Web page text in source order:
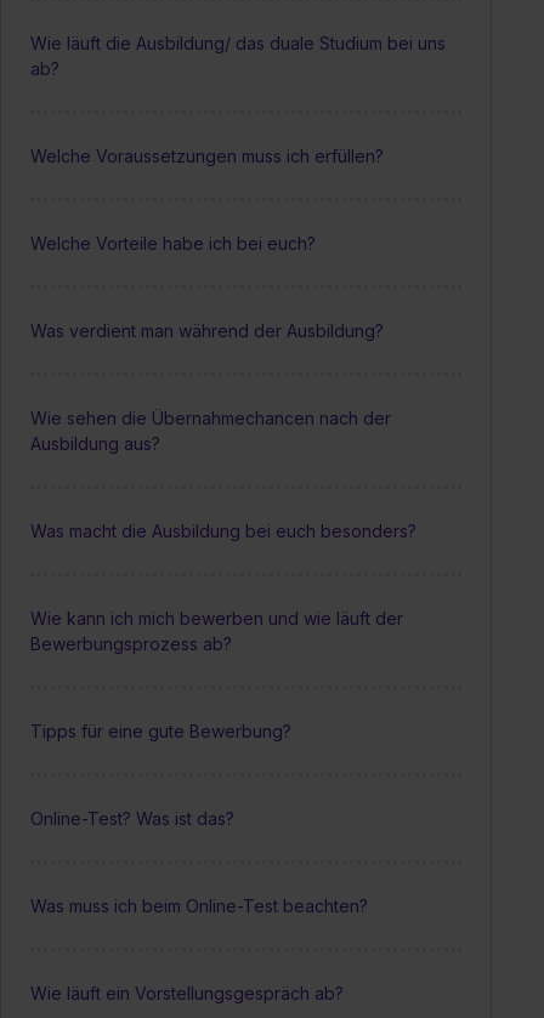
Wie läuft die Ausbildung/ das duale Studium bei uns
ab?
Welche Voraussetzungen muss ich erfüllen?
Welche Vorteile habe ich bei euch?
Was verdient man während der Ausbildung?
Wie sehen die Übernahmechancen nach der
Ausbildung aus?
Was macht die Ausbildung bei euch besonders?
Wie kann ich mich bewerben und wie läuft der
Bewerbungsprozess ab?
Tipps für eine gute Bewerbung?
Online-Test? Was ist das?
Was muss ich beim Online-Test beachten?
Wie läuft ein Vorstellungsgespräch ab?